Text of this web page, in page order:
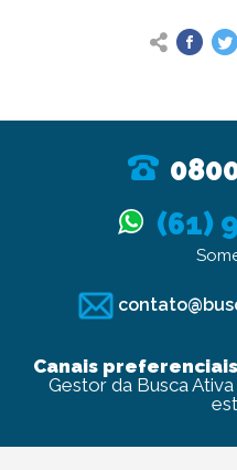
(61)
Canais preferenciais
Gestor da Busca